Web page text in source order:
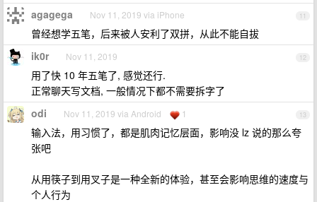
11
agagega Nov 11, 2019 via iPhone
曾经想学五笔，后来被人安利了双拼，从此不能自拔
12
ik0r Nov 11, 2019
用了快 10 年五笔了, 感觉还行.
正常聊天写文档, 一般情况下都不需要拆字了
13
odi Nov 11, 2019 via Android 1
输入法，用习惯了，都是肌肉记忆层面，影响没 lz 说的那么夸
张吧
从用筷子到用叉子是一种全新的体验，甚至会影响思维的速度与
个人行为